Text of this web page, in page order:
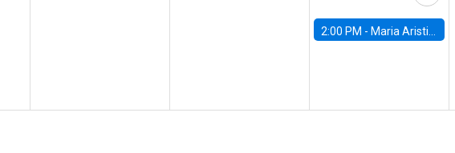
2:00 PM - Maria Aristizabal-Ramirez, FED Board